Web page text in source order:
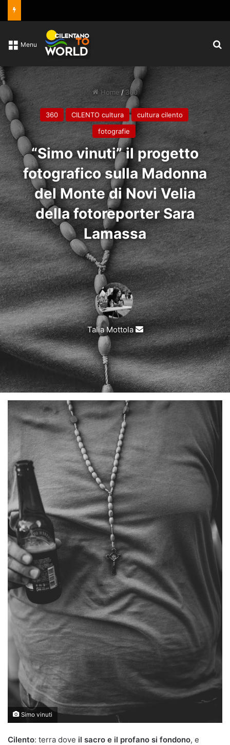
Menu
Home / 360
360 CILENTO cultura
cultura cilento
fotografie
“Simo vinuti” il progetto
fotografico sulla Madonna
del Monte di Novi Velia
della fotoreporter Sara
Lamassa
Talia Mottola
Invia
un'email
Simo vinuti
Cilento: terra dove il sacro e il profano si fondono, e